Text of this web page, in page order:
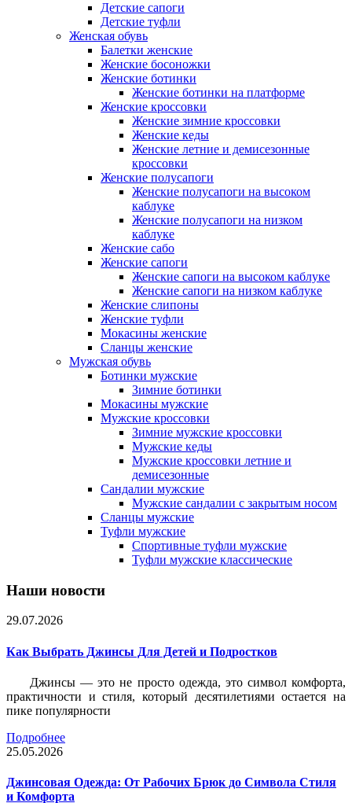
Детские сапоги
Детские туфли
Женская обувь
Балетки женские
Женские босоножки
Женские ботинки
Женские ботинки на платформе
Женские кроссовки
Женские зимние кроссовки
Женские кеды
Женские летние и демисезонные
кроссовки
Женские полусапоги
Женские полусапоги на высоком
каблуке
Женские полусапоги на низком
каблуке
Женские сабо
Женские сапоги
Женские сапоги на высоком каблуке
Женские сапоги на низком каблуке
Женские слипоны
Женские туфли
Мокасины женские
Сланцы женские
Мужская обувь
Ботинки мужские
Зимние ботинки
Мокасины мужские
Мужские кроссовки
Зимние мужские кроссовки
Мужские кеды
Мужские кроссовки летние и
демисезонные
Сандалии мужские
Мужские сандалии с закрытым носом
Сланцы мужские
Туфли мужские
Спортивные туфли мужские
Туфли мужские классические
Наши новости
29.07.2026
Как Выбрать Джинсы Для Детей и Подростков
Джинсы — это не просто одежда, это символ комфорта,
практичности и стиля, который десятилетиями остается на
пике популярности
Подробнее
25.05.2026
Джинсовая Одежда: От Рабочих Брюк до Символа Стиля
и Комфорта